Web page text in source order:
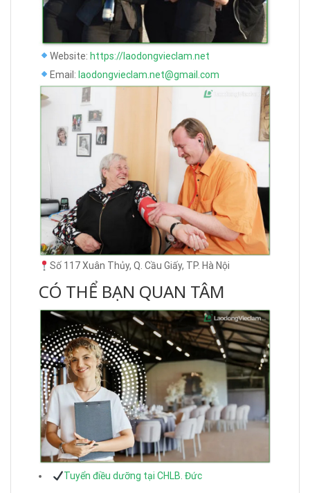
Website: https://laodongvieclam.net
Email: laodongvieclam.net@gmail.com
Số 117 Xuân Thủy, Q. Cầu Giấy, TP. Hà Nội
CÓ THỂ BẠN QUAN TÂM
Tuyển điều dưỡng tại CHLB. Đức